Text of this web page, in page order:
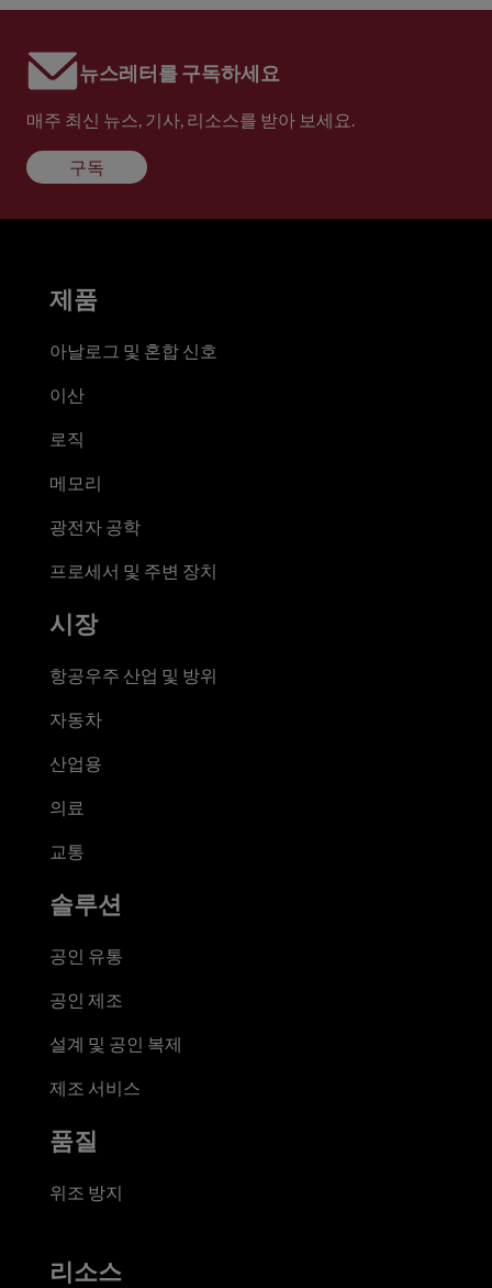
뉴스레터를 구독하세요
매주 최신 뉴스, 기사, 리소스를 받아 보세요.
구독
제품
아날로그 및 혼합 신호
이산
로직
메모리
광전자 공학
프로세서 및 주변 장치
시장
항공우주 산업 및 방위
자동차
산업용
의료
교통
솔루션
공인 유통
공인 제조
설계 및 공인 복제
제조 서비스
품질
위조 방지
리소스